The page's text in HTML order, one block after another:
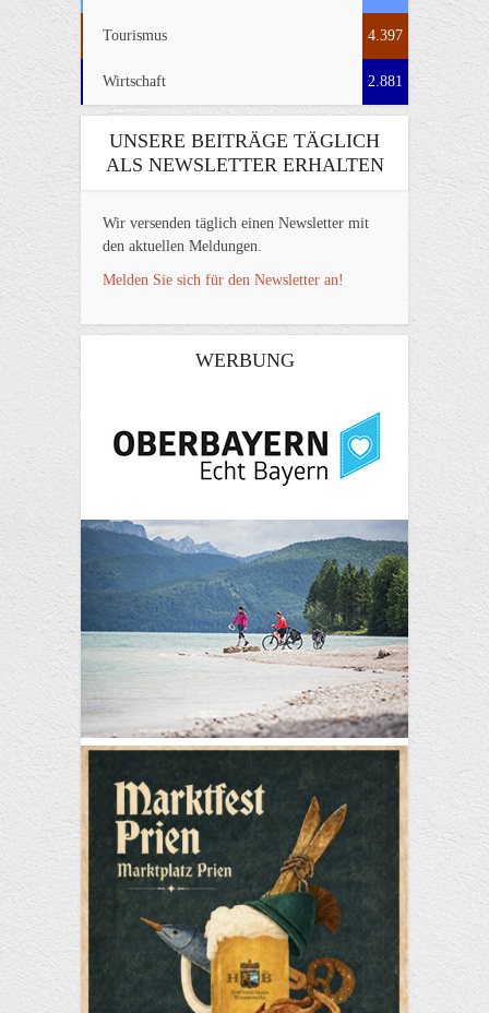
Tourismus 4.397
Wirtschaft 2.881
UNSERE BEITRÄGE TÄGLICH
ALS NEWSLETTER ERHALTEN
Wir versenden täglich einen Newsletter mit
den aktuellen Meldungen.
Melden Sie sich für den Newsletter an!
WERBUNG